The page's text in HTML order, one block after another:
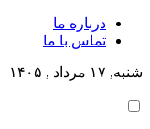
درباره ما
تماس با ما
شنبه, ۱۷ مرداد , ۱۴۰۵